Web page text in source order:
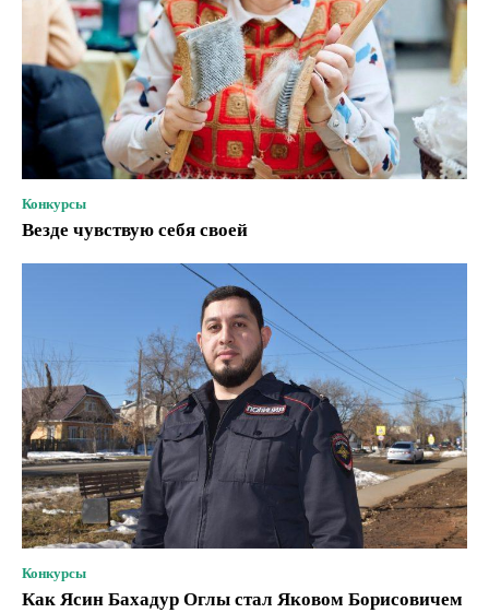
Конкурсы
Везде чувствую себя своей
Конкурсы
Как Ясин Бахадур Оглы стал Яковом Борисовичем